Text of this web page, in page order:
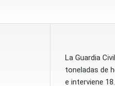
La Guardia
toneladas de
e interviene